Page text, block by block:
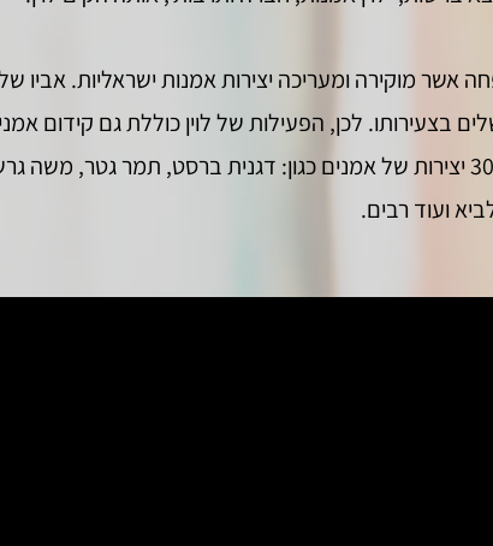
אשר מוקירה ומעריכה יצירות אמנות ישראליות. אביו
בצעירותו. לכן, הפעילות של לוין כוללת גם קידום
חברתי. אוסף האמנות הישראלית של לוין כולל מעל ל-3000 יצירות של אמנים כגון: דגנית
ועוד רבים.